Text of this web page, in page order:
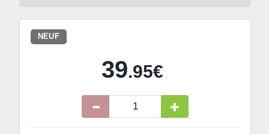
NEUF
39.95€